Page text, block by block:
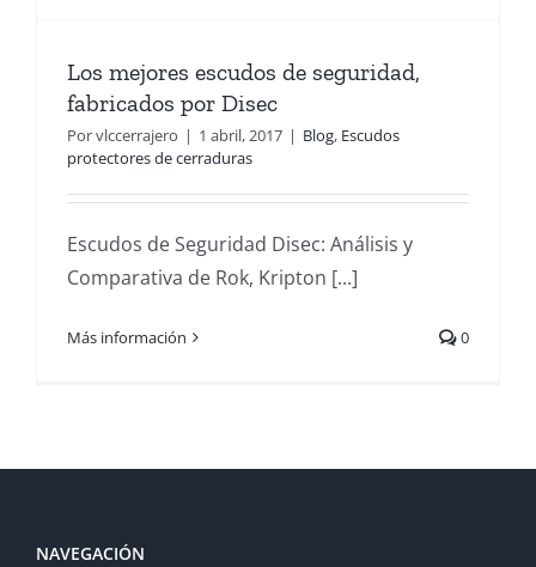
Los mejores escudos de seguridad,
fabricados por Disec
Porvlccerrajero | 1 abril, 2017 | Blog, Escudos
protectores de cerraduras
Escudos de Seguridad Disec: Análisis y
Comparativa de Rok, Kripton [...]
Más información 0
NAVEGACIÓN